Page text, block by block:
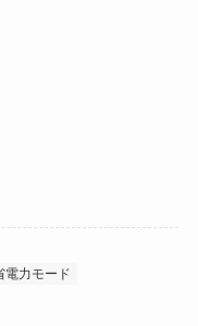
電力モード